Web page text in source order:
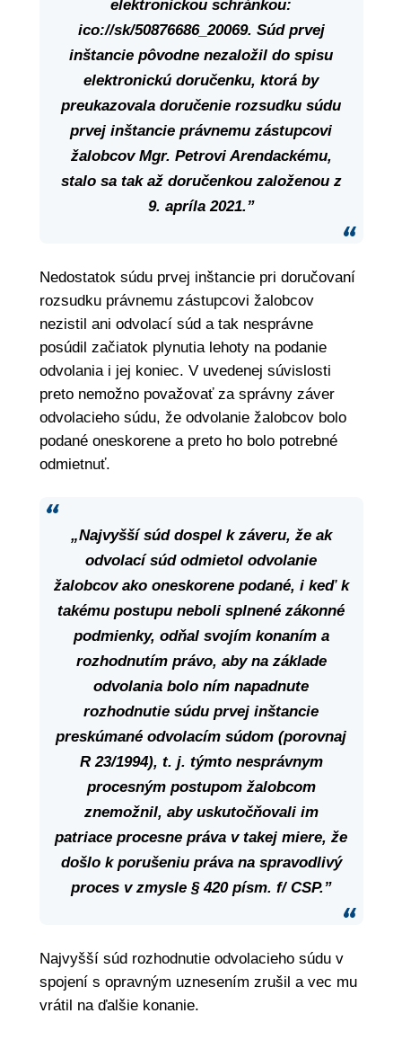
elektronickou schránkou:
ico://sk/50876686_20069. Súd prvej
inštancie pôvodne nezaložil do spisu
elektronickú doručenku, ktorá by
preukazovala doručenie rozsudku súdu
prvej inštancie právnemu zástupcovi
žalobcov Mgr. Petrovi Arendackému,
stalo sa tak až doručenkou založenou z
9. apríla 2021.”
Nedostatok súdu prvej inštancie pri doručovaní
rozsudku právnemu zástupcovi žalobcov
nezistil ani odvolací súd a tak nesprávne
posúdil začiatok plynutia lehoty na podanie
odvolania i jej koniec. V uvedenej súvislosti
preto nemožno považovať za správny záver
odvolacieho súdu, že odvolanie žalobcov bolo
podané oneskorene a preto ho bolo potrebné
odmietnuť.
„Najvyšší súd dospel k záveru, že ak
odvolací súd odmietol odvolanie
žalobcov ako oneskorene podané, i keď k
takému postupu neboli splnené zákonné
podmienky, odňal svojím konaním a
rozhodnutím právo, aby na základe
odvolania bolo ním napadnute
rozhodnutie súdu prvej inštancie
preskúmané odvolacím súdom (porovnaj
R 23/1994), t. j. týmto nesprávnym
procesným postupom žalobcom
znemožnil, aby uskutočňovali im
patriace procesne práva v takej miere, že
došlo k porušeniu práva na spravodlivý
proces v zmysle § 420 písm. f/ CSP.”
Najvyšší súd rozhodnutie odvolacieho súdu v
spojení s opravným uznesením zrušil a vec mu
vrátil na ďalšie konanie.